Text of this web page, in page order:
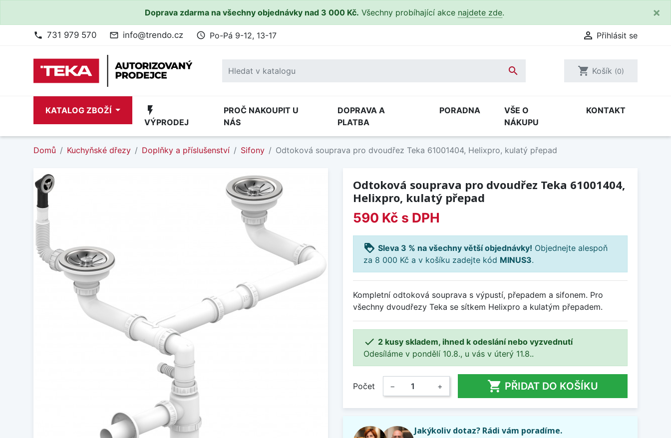
Doprava zdarma na všechny objednávky nad 3 000 Kč. Všechny probíhající akce najdete zde. ×
phone 731 979 570 mail_outline info@trendo.cz access_time Po-Pá 9-12, 13-17  Přihlásit se
 shopping_cart Košík (0)
KATALOG ZBOŽÍ flash_on
VÝPRODEJ
PROČ NAKOUPIT U
NÁS
DOPRAVA A
PLATBA
PORADNA
VŠE O
NÁKUPU
KONTAKT
Domů Kuchyňské dřezy Doplňky a příslušenství Sifony Odtoková souprava pro dvoudřez Teka 61001404, Helixpro, kulatý přepad
Odtoková souprava pro dvoudřez Teka 61001404,
Helixpro, kulatý přepad
590 Kč s DPH
loyalty Sleva 3 % na všechny větší objednávky! Objednejte alespoň
za 8 000 Kč a v košíku zadejte kód MINUS3.
Kompletní odtoková souprava s výpustí, přepadem a sifonem. Pro
všechny dvoudřezy Teka se sítkem Helixpro a kulatým přepadem.
 2 kusy skladem, ihned k odeslání nebo vyzvednutí
Odesíláme v pondělí 10.8., u vás v úterý 11.8..
Počet − +  PŘIDAT DO KOŠÍKU
Jakýkoliv dotaz? Rádi vám poradíme.